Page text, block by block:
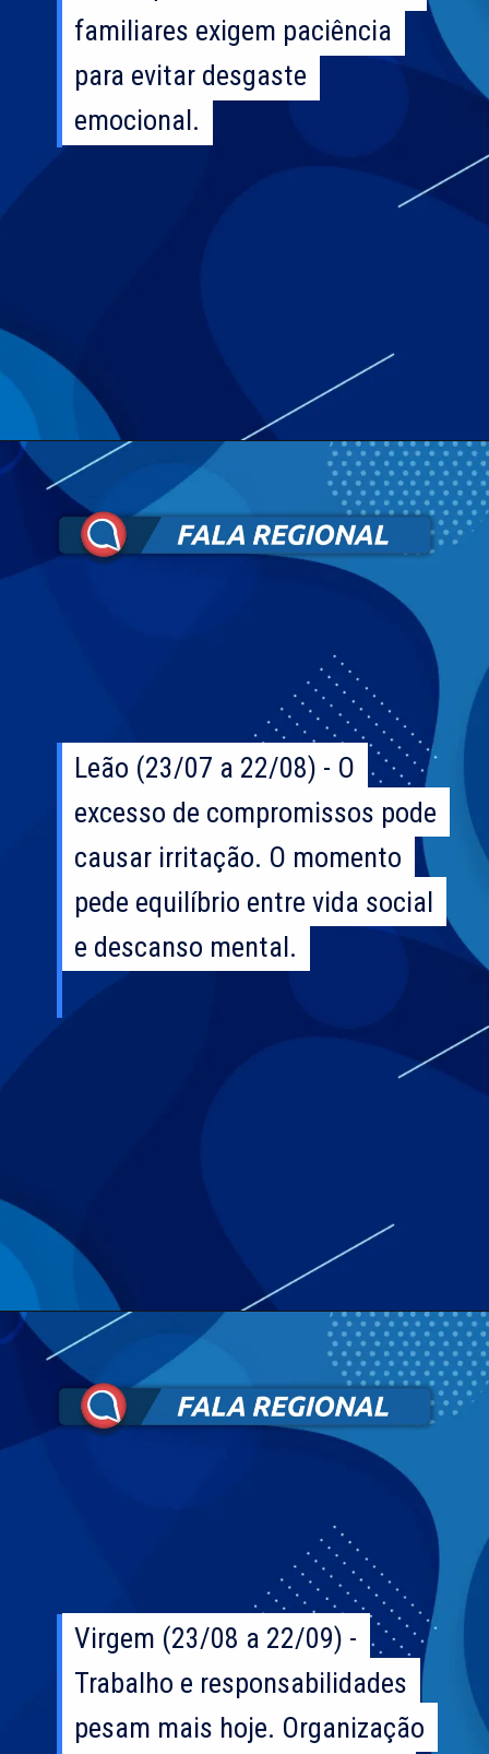
familiares exigem paciência
para evitar desgaste
emocional.
familiares exigem paciência
para evitar desgaste
emocional.
Leão (23/07 a 22/08) - O
excesso de compromissos pode
causar irritação. O momento
pede equilíbrio entre vida social
e descanso mental.
Leão (23/07 a 22/08) - O
excesso de compromissos pode
causar irritação. O momento
pede equilíbrio entre vida social
e descanso mental.
Virgem (23/08 a 22/09) -
Trabalho e responsabilidades
pesam mais hoje. Organização
Virgem (23/08 a 22/09) -
Trabalho e responsabilidades
pesam mais hoje. Organização